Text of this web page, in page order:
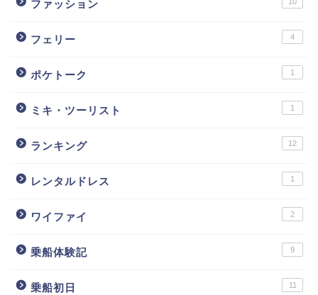
ファッション 10
フェリー 4
ポケトーク 1
ミキ・ツーリスト 1
ランキング 12
レンタルドレス 1
ワイファイ 2
乗船体験記 9
乗船初日 11